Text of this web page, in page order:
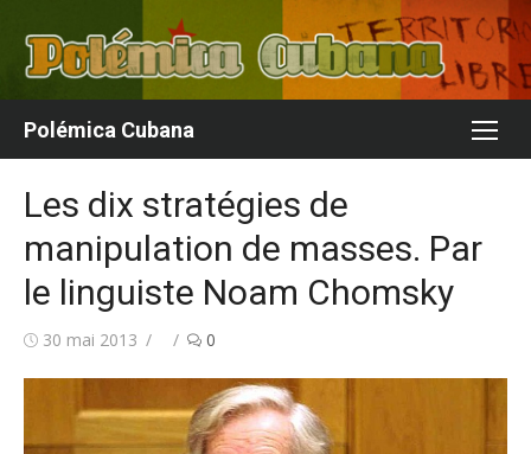
contenu
Polémica Cubana
Les dix stratégies de
manipulation de masses. Par
le linguiste Noam Chomsky
Publié30 mai 2013 Auteur/autrice
0